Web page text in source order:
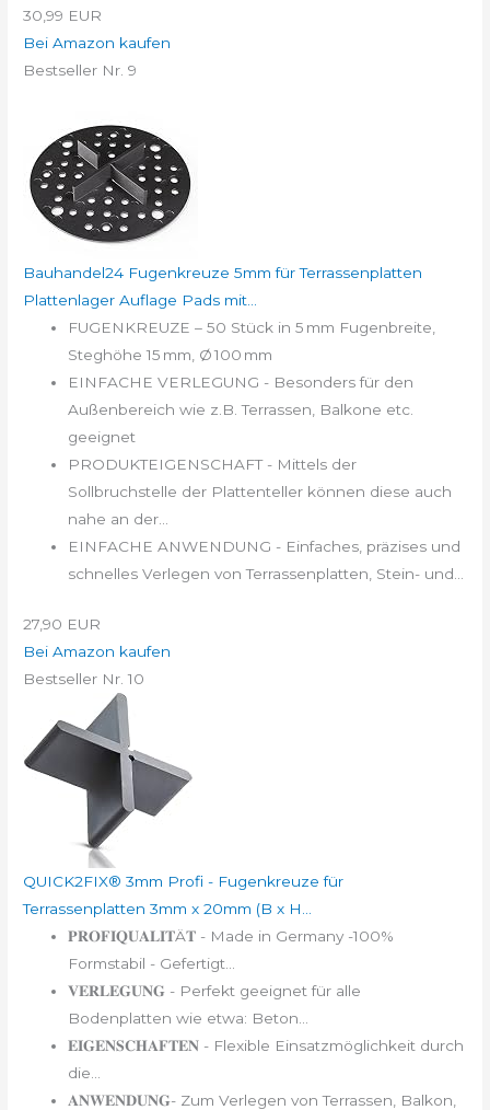
30,99 EUR
Bei Amazon kaufen
Bestseller Nr. 9
Bauhandel24 Fugenkreuze 5mm für Terrassenplatten
Plattenlager Auflage Pads mit...
FUGENKREUZE – 50 Stück in 5 mm Fugenbreite,
Steghöhe 15 mm, Ø 100 mm
EINFACHE VERLEGUNG - Besonders für den
Außenbereich wie z.B. Terrassen, Balkone etc.
geeignet
PRODUKTEIGENSCHAFT - Mittels der
Sollbruchstelle der Plattenteller können diese auch
nahe an der...
EINFACHE ANWENDUNG - Einfaches, präzises und
schnelles Verlegen von Terrassenplatten, Stein- und...
27,90 EUR
Bei Amazon kaufen
Bestseller Nr. 10
QUICK2FIX® 3mm Profi - Fugenkreuze für
Terrassenplatten 3mm x 20mm (B x H...
𝐏𝐑𝐎𝐅𝐈𝐐𝐔𝐀𝐋𝐈𝐓Ä𝐓 - Made in Germany -100%
Formstabil - Gefertigt...
𝐕𝐄𝐑𝐋𝐄𝐆𝐔𝐍𝐆 - Perfekt geeignet für alle
Bodenplatten wie etwa: Beton...
𝐄𝐈𝐆𝐄𝐍𝐒𝐂𝐇𝐀𝐅𝐓𝐄𝐍 - Flexible Einsatzmöglichkeit durch
die...
𝐀𝐍𝐖𝐄𝐍𝐃𝐔𝐍𝐆- Zum Verlegen von Terrassen, Balkon,